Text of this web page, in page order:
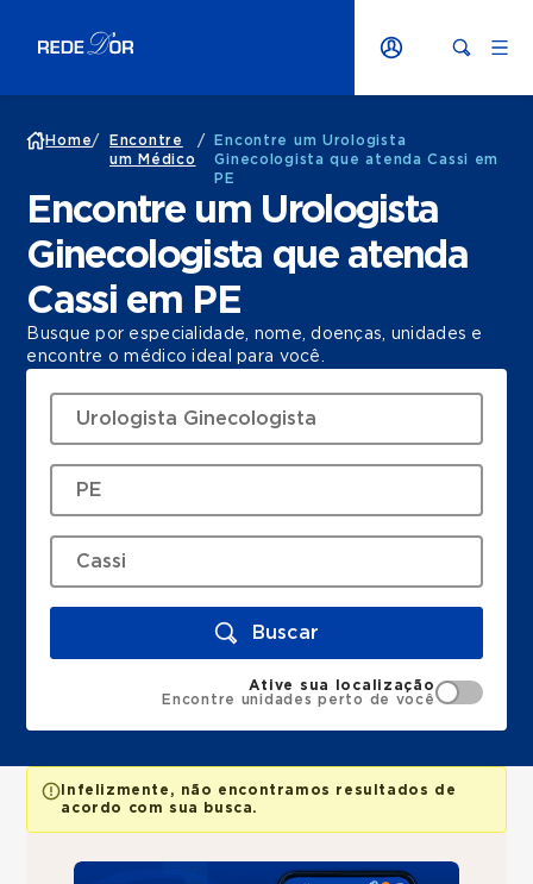
Home/
Encontre
um Médico
/
Encontre um Urologista
Ginecologista que atenda Cassi em
PE
Encontre um Urologista
Ginecologista que atenda
Cassi em PE
Busque por especialidade, nome, doenças, unidades e
encontre o médico ideal para você.
Buscar
Ative sua localização
Encontre unidades perto de você
Infelizmente, não encontramos resultados de
acordo com sua busca.